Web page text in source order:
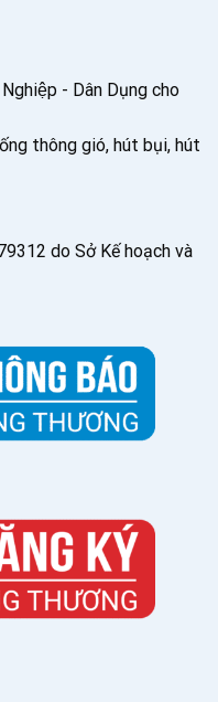
- Dân Dụng cho
thông gió, hút bụi, hút
do Sở Kế hoạch và